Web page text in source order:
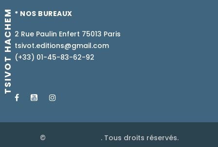
TSIVOT HACHEM * NOS BUREAUX
2 Rue Paulin Enfert 75013 Paris
tsivot.editions@gmail.com
(+33) 01-45-83-62-92
© . Tous droits réservés.